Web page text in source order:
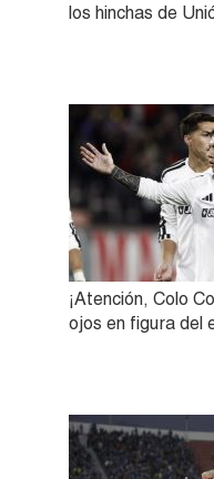
los hinchas de
¡Atención, Colo
ojos en figura del